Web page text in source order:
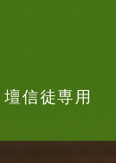
壇信徒専用